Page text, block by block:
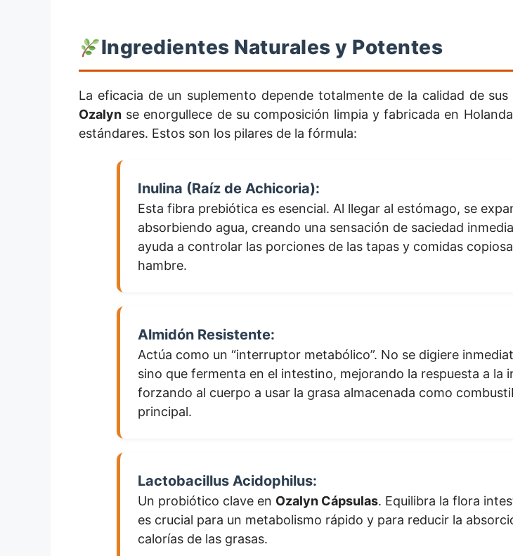
Ingredientes Naturales y Potentes
La eficacia de un suplemento depende totalmente de la calidad de sus
Ozalyn se enorgullece de su composición limpia y fabricada en
estándares. Estos son los pilares de la fórmula:
Inulina (Raíz de Achicoria):
Esta fibra prebiótica es esencial. Al llegar al estómago, se
absorbiendo agua, creando una sensación de saciedad
ayuda a controlar las porciones de las tapas y comidas
hambre.
Almidón Resistente:
Actúa como un “interruptor metabólico”. No se digiere
sino que fermenta en el intestino, mejorando la respuesta a la
forzando al cuerpo a usar la grasa almacenada como
principal.
Lactobacillus Acidophilus:
Un probiótico clave en Ozalyn Cápsulas. Equilibra la flora
es crucial para un metabolismo rápido y para reducir la
calorías de las grasas.